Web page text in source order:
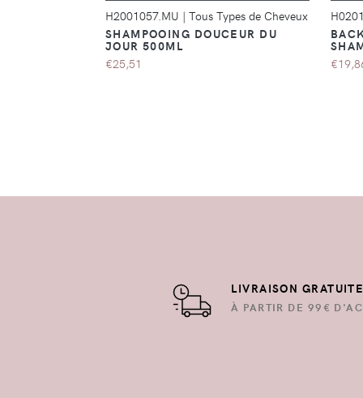
H2001057.MU | Tous Types de Cheveux
SHAMPOOING DOUCEUR DU
JOUR 500ML
€25,51
LIVRAISON
À PARTIR DE 99€